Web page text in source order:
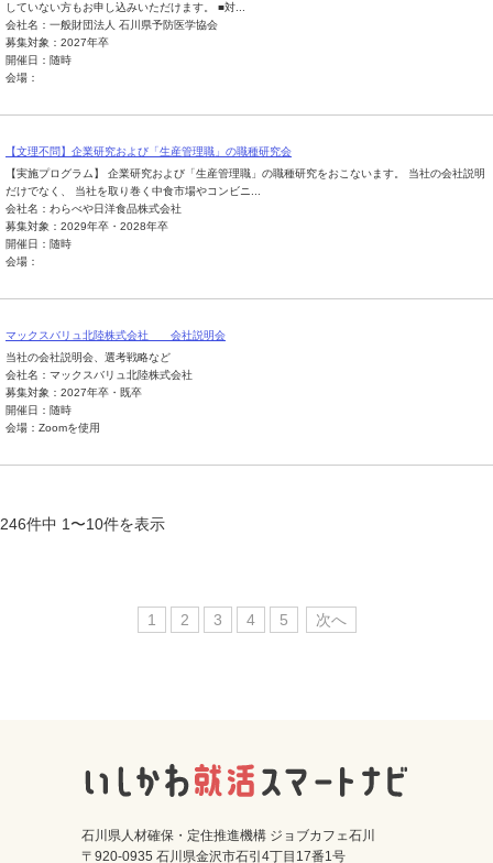
していない方もお申し込みいただけます。 ■対...
会社名：一般財団法人 石川県予防医学協会
募集対象：2027年卒
開催日：随時
会場：
【文理不問】企業研究および「生産管理職」の職種研究会
【実施プログラム】 企業研究および「生産管理職」の職種研究をおこないます。 当社の会社説明
だけでなく、 当社を取り巻く中食市場やコンビニ...
会社名：わらべや日洋食品株式会社
募集対象：2029年卒・2028年卒
開催日：随時
会場：
マックスバリュ北陸株式会社 会社説明会
当社の会社説明会、選考戦略など
会社名：マックスバリュ北陸株式会社
募集対象：2027年卒・既卒
開催日：随時
会場：Zoomを使用
246件中 1〜10件を表示
1 2 3 4 5 次へ
石川県人材確保・定住推進機構 ジョブカフェ石川
〒920-0935 石川県金沢市石引4丁目17番1号